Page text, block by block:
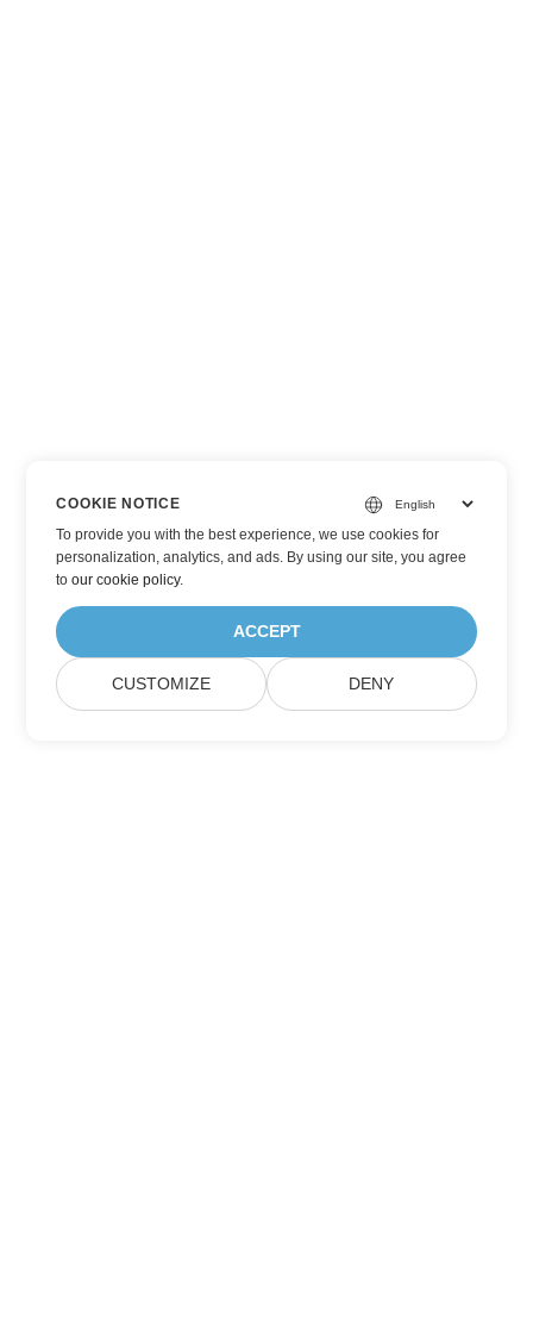
COOKIE NOTICE
To provide you with the best experience, we use cookies for
personalization, analytics, and ads. By using our site, you agree
toour cookie policy.
ACCEPT
CUSTOMIZE DENY